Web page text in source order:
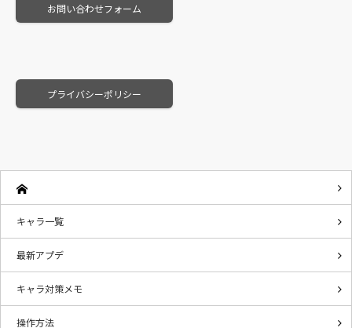
お問い合わせフォーム
プライバシーポリシー
キャラ一覧
最新アプデ
キャラ対策メモ
操作方法